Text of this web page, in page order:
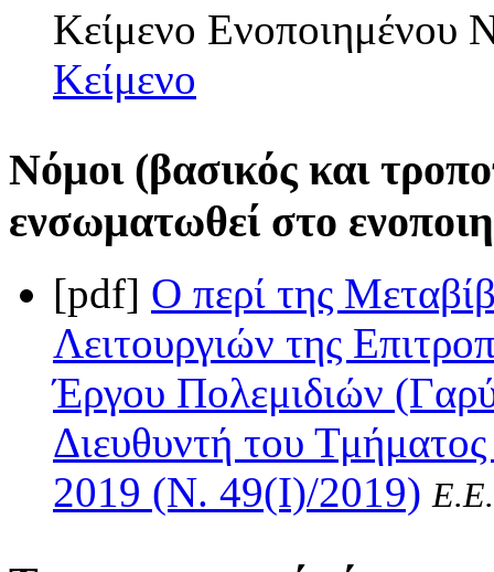
Κείμενο
Κείμενο
Νόμοι (βασικός και
ενσωματωθεί στο
[pdf] Ο περί της
Λειτουργιών της
Έργου Πολεμιδιών
Διευθυντή του
2019 (Ν. 49(I)/2019)